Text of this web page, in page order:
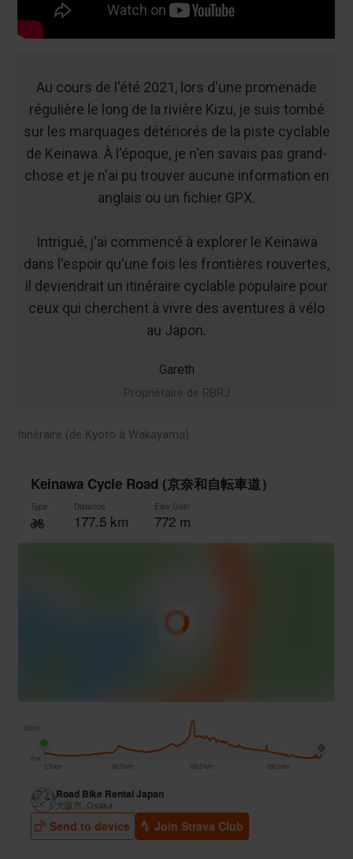
Au cours de l'été 2021, lors d'une promenade
régulière le long de la rivière Kizu, je suis tombé
sur les marquages détériorés de la piste cyclable
de Keinawa. À l'époque, je n'en savais pas grand-
chose et je n'ai pu trouver aucune information en
anglais ou un fichier GPX.
Intrigué, j'ai commencé à explorer le Keinawa
dans l'espoir qu'une fois les frontières rouvertes,
il deviendrait un itinéraire cyclable populaire pour
ceux qui cherchent à vivre des aventures à vélo
au Japon.
Gareth
Propriétaire de RBRJ
Itinéraire (de Kyoto à Wakayama)